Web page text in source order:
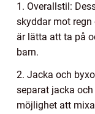
1. Overallstil:
skyddar mot
är lätta att ta på
barn.
2. Jacka och
separat jacka
möjlighet att